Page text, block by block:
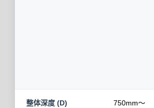
整体深度 (D)
750mm～